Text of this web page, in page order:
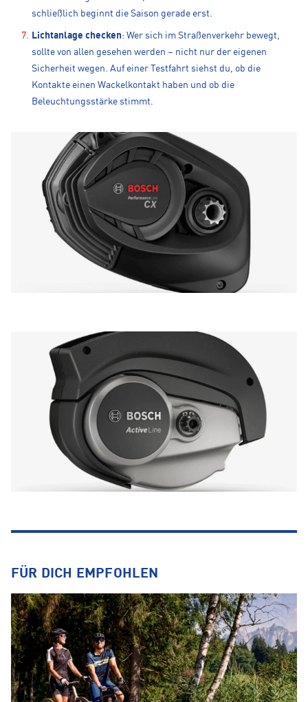
schließlich beginnt die Saison gerade erst.
Lichtanlage checken: Wer sich im Straßenverkehr bewegt,
sollte von allen gesehen werden – nicht nur der eigenen
Sicherheit wegen. Auf einer Testfahrt siehst du, ob die
Kontakte einen Wackelkontakt haben und ob die
Beleuchtungsstärke stimmt.
FÜR DICH EMPFOHLEN